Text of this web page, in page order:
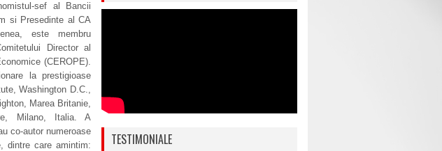
sef al Bancii
si Presedinte al CA
este membru
Director al
(CEROPE).
la prestigioase
Washington D.C.,
Marea Britanie,
Milano, Italia. A
co-autor numeroase
dintre care amintim:
TESTIMONIALE